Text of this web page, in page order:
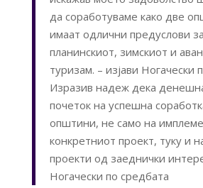
да соработуваме како две
имаат одлични предуслови
планинскиот, зимскиот и
туризам. – изјави Ногачески
Изразив надеж дека
почеток на успешна
општини, не само на
конкретниот проект, туку и
проекти од заеднички
Ногачески по средбата